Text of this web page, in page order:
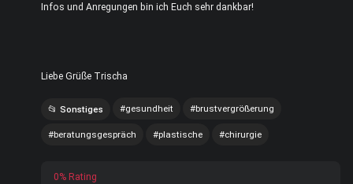
Infos und Anregungen bin ich Euch sehr dankbar!
Liebe Grüße Trischa
Sonstiges gesundheit brustvergrößerung
beratungsgespräch plastische chirurgie
0% Rating